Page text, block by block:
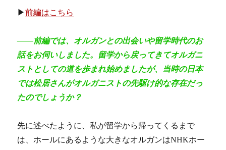
▶前編はこちら
――前編では、オルガンとの出会いや留学時代のお
話をお伺いしました。留学から戻ってきてオルガニ
ストとしての道を歩まれ始めましたが、当時の日本
では松居さんがオルガニストの先駆け的な存在だっ
たのでしょうか？
先に述べたように、私が留学から帰ってくるまで
は、ホールにあるような大きなオルガンはNHKホー